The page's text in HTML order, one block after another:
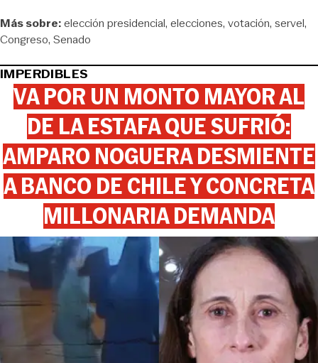
Más sobre:elección presidencial elecciones votación servel
Congreso Senado
IMPERDIBLES
VA POR UN MONTO MAYOR AL
DE LA ESTAFA QUE SUFRIÓ:
AMPARO NOGUERA DESMIENTE
A BANCO DE CHILE Y CONCRETA
MILLONARIA DEMANDA